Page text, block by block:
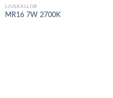
LJUSKÄLLOR
MR16 7W 2700K